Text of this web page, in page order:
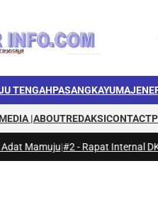
TENGAHPASANGKAYUMAJENE
|ABOUTREDAKSICONTACT
|#2 -Rapat Internal DKP